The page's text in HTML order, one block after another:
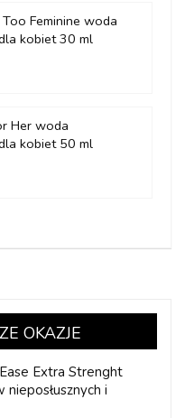
Feminine woda
kobiet 30 ml
Her woda
kobiet 50 ml
OKAZJE
Extra Strenght
i